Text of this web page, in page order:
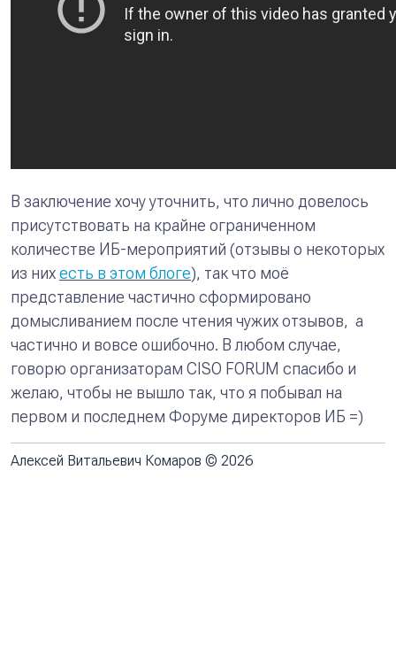
В заключение хочу уточнить, что лично довелось
присутствовать на крайне ограниченном
количестве ИБ-мероприятий (отзывы о некоторых
из нихесть в этом блоге), так что моё
представление частично сформировано
домысливанием после чтения чужих отзывов, а
частично и вовсе ошибочно. В любом случае,
говорю организаторам CISO FORUM спасибо и
желаю, чтобы не вышло так, что я побывал на
первом и последнем Форуме директоров ИБ =)
Алексей Витальевич Комаров © 2026